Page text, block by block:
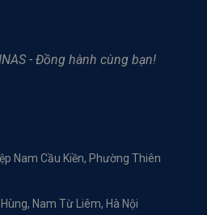
- Đồng hành cùng bạn!
Nam Cầu Kiền, Phường Thiên
Nam Từ Liêm, Hà Nội